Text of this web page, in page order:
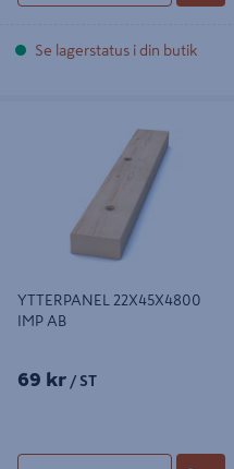
Se lagerstatus i din butik
YTTERPANEL 22X45X4800
IMP AB
69 kr / ST